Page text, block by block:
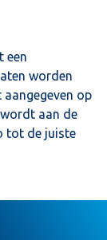
een
worden
op
aan de
tot de juiste